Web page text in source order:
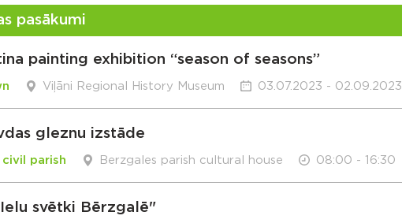
pasākumi
painting exhibition “season of seasons”
Viļāni Regional History Museum 03.07.2023 - 02.09.2023
gleznu izstāde
parish Berzgales parish cultural house 08:00 - 16:30
svētki Bērzgalē"